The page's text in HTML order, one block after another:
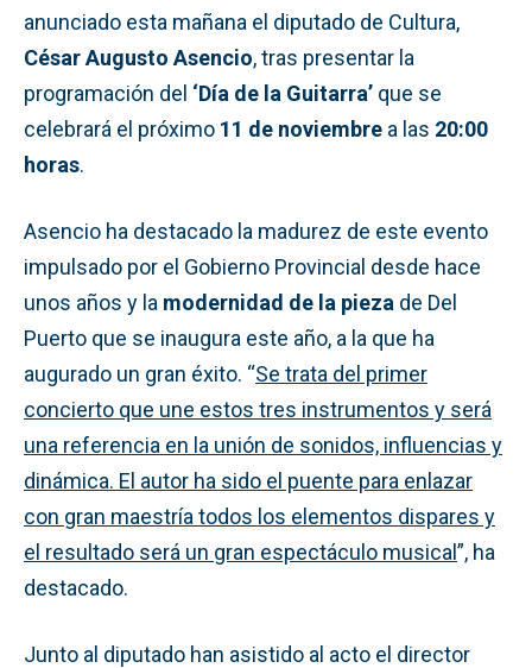
anunciado esta mañana el diputado de Cultura,
César Augusto Asencio, tras presentar la
programación del ‘Día de la Guitarra’ que se
celebrará el próximo 11 de noviembre a las 20:00
horas.
Asencio ha destacado la madurez de este evento
impulsado por el Gobierno Provincial desde hace
unos años y la modernidad de la pieza de Del
Puerto que se inaugura este año, a la que ha
augurado un gran éxito. “Se trata del primer
concierto que une estos tres instrumentos y será
una referencia en la unión de sonidos, influencias y
dinámica. El autor ha sido el puente para enlazar
con gran maestría todos los elementos dispares y
el resultado será un gran espectáculo musical”, ha
destacado.
Junto al diputado han asistido al acto el director